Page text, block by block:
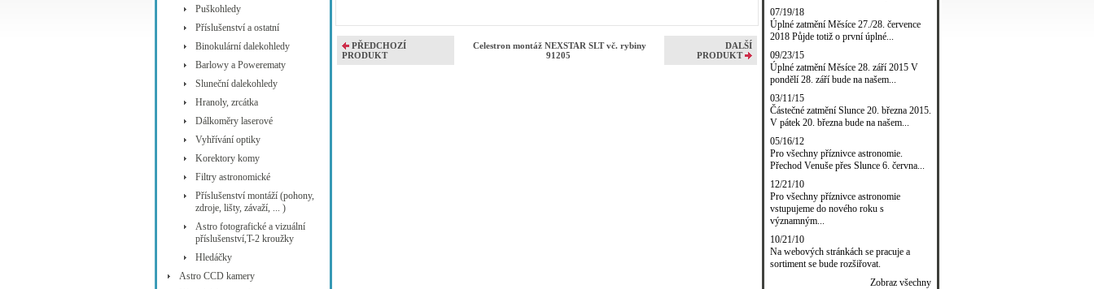
Puškohledy
Příslušenství a ostatní
Binokulární dalekohledy
Barlowy a Powerematy
Sluneční dalekohledy
Hranoly, zrcátka
Dálkoměry laserové
Vyhřívání optiky
Korektory komy
Filtry astronomické
Příslušenství montáží (pohony,
zdroje, lišty, závaží, ... )
Astro fotografické a vizuální
příslušenství,T-2 kroužky
Hledáčky
Astro CCD kamery
PŘEDCHOZÍ
PRODUKT
Celestron montáž NEXSTAR SLT vč. rybiny
91205
DALŠÍ
PRODUKT
07/19/18
Úplné zatmění Měsíce 27./28. července
2018 Půjde totiž o první úplné...
09/23/15
Úplné zatmění Měsíce 28. září 2015 V
pondělí 28. září bude na našem...
03/11/15
Částečné zatmění Slunce 20. března 2015.
V pátek 20. března bude na našem...
05/16/12
Pro všechny příznivce astronomie.
Přechod Venuše přes Slunce 6. června...
12/21/10
Pro všechny příznivce astronomie
vstupujeme do nového roku s
významným...
10/21/10
Na webových stránkách se pracuje a
sortiment se bude rozšiřovat.
Zobraz všechny